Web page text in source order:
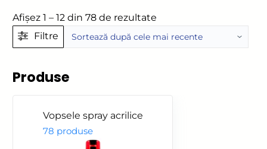
Afișez 1 – 12 din 78 de rezultate
după
Filtre
Produse
Vopsele spray acrilice
78 produse